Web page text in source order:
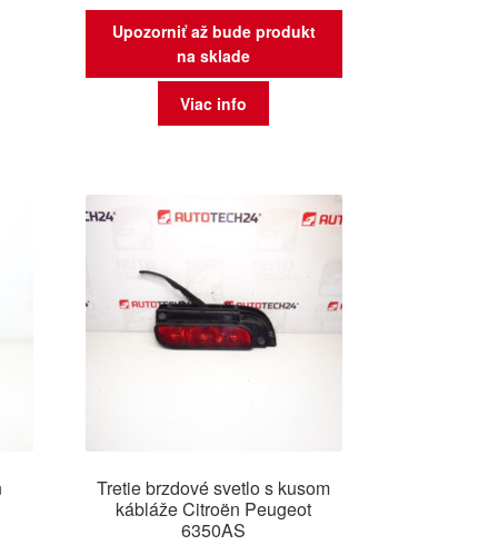
Upozorniť až bude produkt
na sklade
Viac info
Tretie brzdové svetlo s kusom
kábláže Citroën Peugeot
6350AS